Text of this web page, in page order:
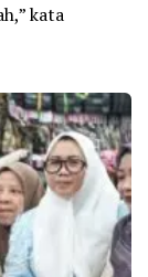
kata